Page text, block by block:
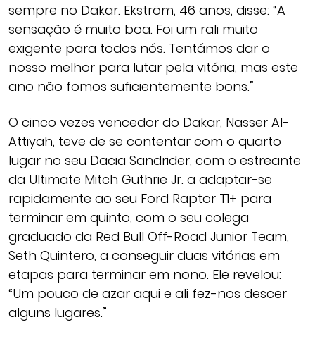
sempre no Dakar. Ekström, 46 anos, disse: “A
sensação é muito boa. Foi um rali muito
exigente para todos nós. Tentámos dar o
nosso melhor para lutar pela vitória, mas este
ano não fomos suficientemente bons.”
O cinco vezes vencedor do Dakar, Nasser Al-
Attiyah, teve de se contentar com o quarto
lugar no seu Dacia Sandrider, com o estreante
da Ultimate Mitch Guthrie Jr. a adaptar-se
rapidamente ao seu Ford Raptor T1+ para
terminar em quinto, com o seu colega
graduado da Red Bull Off-Road Junior Team,
Seth Quintero, a conseguir duas vitórias em
etapas para terminar em nono. Ele revelou:
“Um pouco de azar aqui e ali fez-nos descer
alguns lugares.”